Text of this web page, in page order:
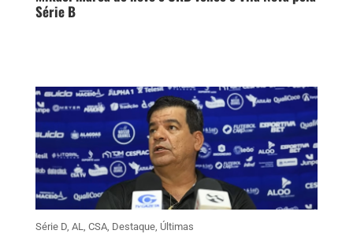
Série B
Série D, AL, CSA, Destaque, Últimas